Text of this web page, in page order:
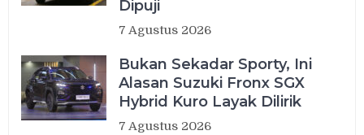
Dipuji
7 Agustus 2026
Bukan Sekadar Sporty, Ini
Alasan Suzuki Fronx SGX
Hybrid Kuro Layak Dilirik
7 Agustus 2026